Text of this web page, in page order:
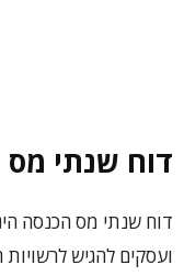
דוח שנתי
דוח שנתי מס הכנסה
ועסקים להגיש